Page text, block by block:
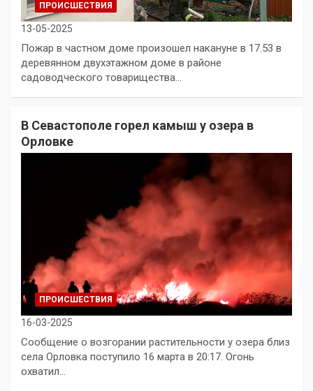
ПРОИСШЕСТВИЯ
13-05-2025
Пожар в частном доме произошел накануне в 17.53 в
деревянном двухэтажном доме в районе
садоводческого товарищества…
В Севастополе горел камыш у озера в
Орловке
ПРОИСШЕСТВИЯ
16-03-2025
Сообщение о возгорании растительности у озера близ
села Орловка поступило 16 марта в 20:17. Огонь
охватил…